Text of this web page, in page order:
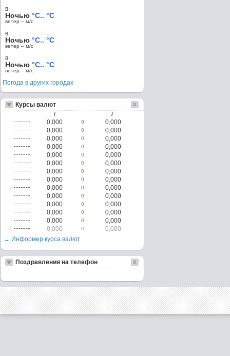
в
Ночью °C.. °C
ветер – м/c
в
Ночью °C.. °C
ветер – м/c
в
Ночью °C.. °C
ветер – м/c
Погода в других городах
Курсы валют
/ /
0,000 0
0,000
0,000
0
0,000
0,000
0
0,000
0,000
0
0,000
0,000
0
0,000
0,000
0
0,000
0,000
0
0,000
0,000
0
0,000
0,000
0
0,000
0,000
0
0,000
0,000
0
0,000
0,000
0
0,000
0,000
0
0,000
0,000
0
0,000
→ Информер курса валют
Поздравления на телефон